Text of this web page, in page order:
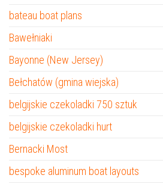
bateau boat plans
Bawełniaki
Bayonne (New Jersey)
Bełchatów (gmina wiejska)
belgijskie czekoladki 750 sztuk
belgijskie czekoladki hurt
Bernacki Most
bespoke aluminum boat layouts